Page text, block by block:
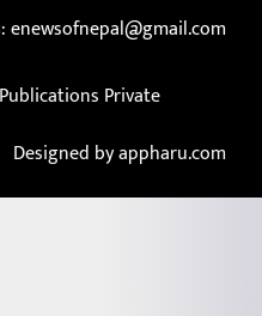
enewsofnepal@gmail.com
Private
Designed by appharu.com